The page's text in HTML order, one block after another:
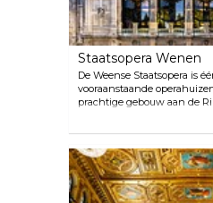
Staatsopera Wenen
De Weense Staatsopera is
vooraanstaande
prachtige gebouw aan de
1861 en 1869 door August
achter de schermen
pracht van dit
bewonderen tijdens één
durende rondleidingen.